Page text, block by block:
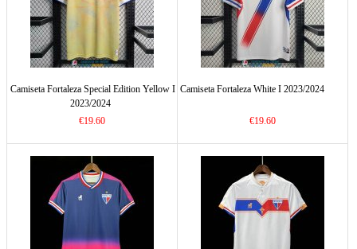
Camiseta Fortaleza Special Edition Yellow I
2023/2024
€19.60
Camiseta Fortaleza White I 2023/2024
€19.60